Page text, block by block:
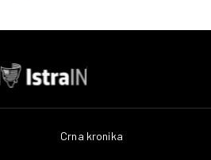
Crna kronika